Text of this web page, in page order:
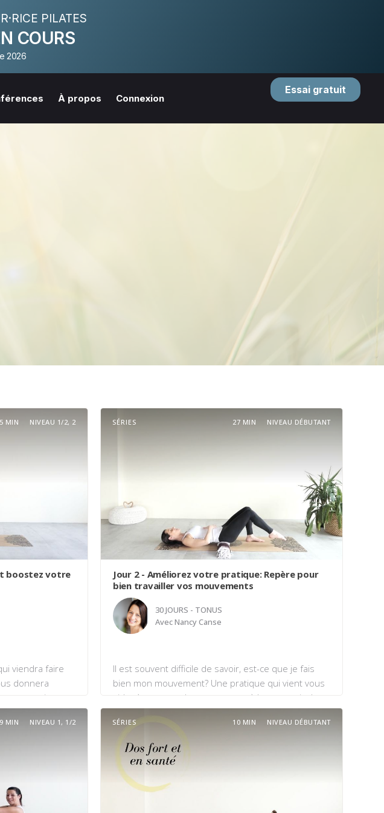
PILATES
COURS
2026
À propos Connexion
Essai gratuit
MIN NIVEAU 1/2, 2
boostez votre
viendra faire
donnera
en pratique
serez
SÉRIES 27 MIN NIVEAU DÉBUTANT
Jour 2 - Améliorez votre pratique: Repère pour
bien travailler vos mouvements
30 JOURS - TONUS
AvecNancy Canse
Il est souvent difficile de savoir, est-ce que je fais
bien mon mouvement? Une pratique qui vient vous
aider à comprendre votre corps, à le ressentir dans
sa posture du moment etc. Principalement vous
guidez dans cette pratique à reconnaitre vos points
de repère de stabilité pour vous sécuriser dans vos
pratiques actives et que vous ressentiez une
progression d'une pratique à l'autre. Bonne
pratique et faites-vous confiance.
MIN NIVEAU 1, 1/2 SÉRIES 10 MIN NIVEAU DÉBUTANT